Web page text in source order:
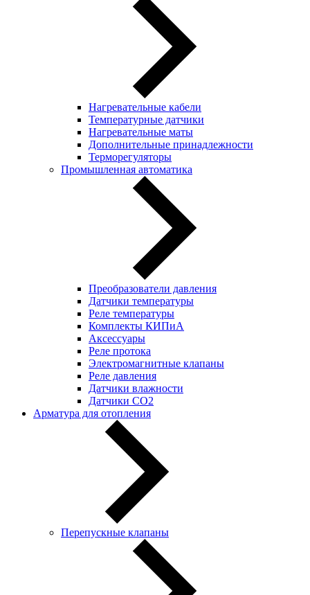
Нагревательные кабели
Температурные датчики
Нагревательные маты
Дополнительные принадлежности
Терморегуляторы
Промышленная автоматика
Преобразователи давления
Датчики температуры
Реле температуры
Комплекты КИПиА
Аксессуары
Реле протока
Электромагнитные клапаны
Реле давления
Датчики влажности
Датчики CO2
Арматура для отопления
Перепускные клапаны